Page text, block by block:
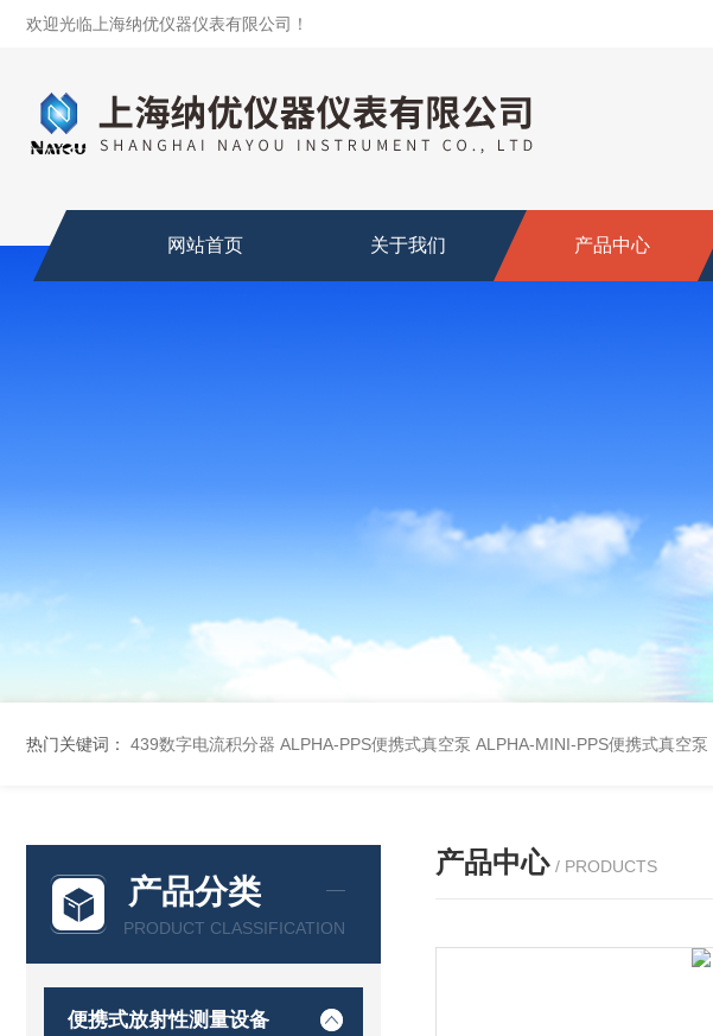
欢迎光临上海纳优仪器仪表有限公司！
网站首页 关于我们 产品中心
热门关键词： 439数字电流积分器 ALPHA-PPS便携式真空泵 ALPHA-MINI-PPS便携式真空泵
产品分类
PRODUCT CLASSIFICATION
便携式放射性测量设备
产品中心 / PRODUCTS